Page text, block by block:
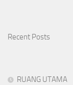
Recent Posts
RUANG UTAMA